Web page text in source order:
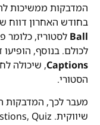
המדבקות ממשיכות
בחודש האחרון דווח
Ball לסטוריז, כלומר
לכולם. בנוסף,
Captions, שיכולה
הסטורי.
מעבר לכך, המדבקות